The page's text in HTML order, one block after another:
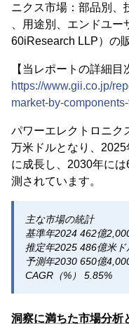
ニクス市場：部品別、
、用途別、エンドユ
60iResearch LLP）の
【当レポートの詳細目
https://www.gii.co.jp/
market-by-
パワーエレクトロニク
万米ドルとなり、
に成長し、2030年に
測されています。
主な市場の統計
基準年2024 462億
推定年2025 486億米ド
予測年2030 650億
CAGR（%） 5.85%
洞察に満ちた市場分析